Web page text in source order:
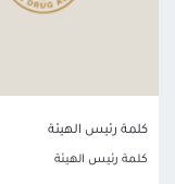
كلمة رئيس الهيئة
كلمة رئيس الهيئة